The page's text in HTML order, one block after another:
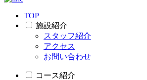
TOP
施設紹介
スタッフ紹介
アクセス
お問い合わせ
コース紹介